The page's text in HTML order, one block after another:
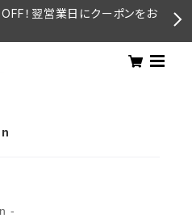
！翌営業日にクーポンをお
-